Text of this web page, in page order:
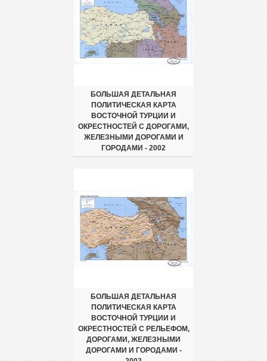
БОЛЬШАЯ ДЕТАЛЬНАЯ
ПОЛИТИЧЕСКАЯ КАРТА
ВОСТОЧНОЙ ТУРЦИИ И
ОКРЕСТНОСТЕЙ С ДОРОГАМИ,
ЖЕЛЕЗНЫМИ ДОРОГАМИ И
ГОРОДАМИ - 2002
БОЛЬШАЯ ДЕТАЛЬНАЯ
ПОЛИТИЧЕСКАЯ КАРТА
ВОСТОЧНОЙ ТУРЦИИ И
ОКРЕСТНОСТЕЙ С РЕЛЬЕФОМ,
ДОРОГАМИ, ЖЕЛЕЗНЫМИ
ДОРОГАМИ И ГОРОДАМИ -